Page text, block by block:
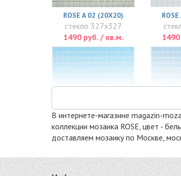
ROSE A 02 (20X20)
стекло 327x327
1490 руб. / кв.м.
ROSE A 12(1)
1490 руб. / кв.м.
ROSE
В интернете-магазине magazin-
коллекции мозаика ROSE, цвет -
доставляем мозаику по Москве,